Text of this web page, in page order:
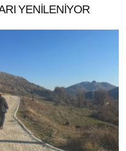
YENİLENİYOR